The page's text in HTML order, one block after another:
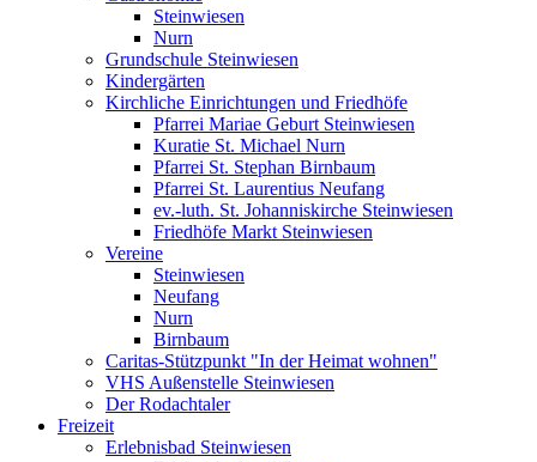
Steinwiesen
Nurn
Grundschule Steinwiesen
Kindergärten
Kirchliche Einrichtungen und Friedhöfe
Pfarrei Mariae Geburt Steinwiesen
Kuratie St. Michael Nurn
Pfarrei St. Stephan Birnbaum
Pfarrei St. Laurentius Neufang
ev.-luth. St. Johanniskirche Steinwiesen
Friedhöfe Markt Steinwiesen
Vereine
Steinwiesen
Neufang
Nurn
Birnbaum
Caritas-Stützpunkt "In der Heimat wohnen"
VHS Außenstelle Steinwiesen
Der Rodachtaler
Freizeit
Erlebnisbad Steinwiesen